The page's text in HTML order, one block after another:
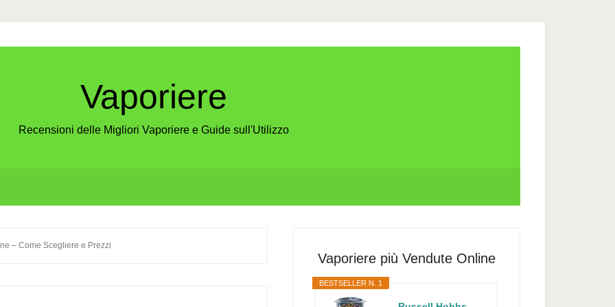
Vaporiere
Recensioni delle Migliori Vaporiere e Guide sull'Utilizzo
– Come Scegliere e Prezzi
Sidebar
Vaporiere più Vendute Online
BESTSELLER N. 1